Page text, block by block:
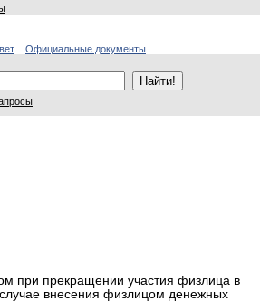
Официальные документы
при прекращении участия физлица в
внесения физлицом денежных